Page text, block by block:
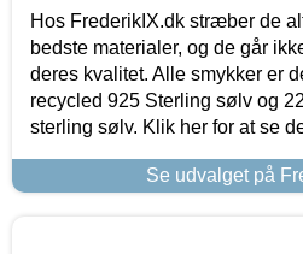
Hos FrederikIX.dk stræber de
bedste materialer, og de går
deres kvalitet. Alle smykker er
recycled 925 Sterling sølv og
sterling sølv. Klik her for at se
Se udvalget på